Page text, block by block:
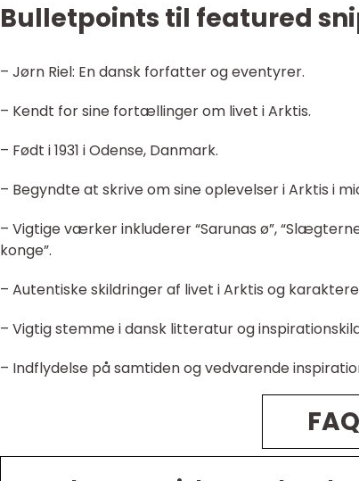
Bulletpoints til featured
– Jørn Riel: En dansk forfatter og eventyrer.
– Kendt for sine fortællinger om livet i Arktis.
– Født i 1931 i Odense, Danmark.
– Begyndte at skrive om sine oplevelser i Arktis i
– Vigtige værker inkluderer “Sarunas ø”,
konge”.
– Autentiske skildringer af livet i Arktis og
– Vigtig stemme i dansk litteratur og
– Indflydelse på samtiden og vedvarende
FAQ